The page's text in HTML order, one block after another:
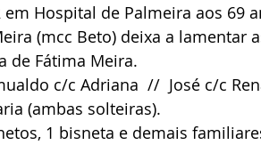
Hospital de Palmeira aos 69
(mcc Beto) deixa a lamentar
de Fátima Meira.
c/c Adriana  //  José c/c
(ambas solteiras).
1 bisneta e demais